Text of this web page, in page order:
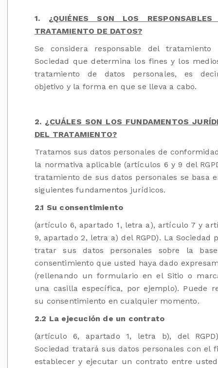
1. ¿QUIÉNES SON LOS RESPONSABLES
TRATAMIENTO DE DATOS?
Se considera responsable del
Sociedad que determina los fines y los
tratamiento de datos personales, es
objetivo y la forma en que se lleva a cabo.
2. ¿CUÁLES SON LOS FUNDAMENTOS
DEL TRATAMIENTO?
Tratamos sus datos personales de
la normativa aplicable (artículos 6 y 9 del
tratamiento de sus datos personales se basa
siguientes fundamentos jurídicos.
2.1 Su consentimiento
(artículo 6, apartado 1, letra a), artículo 7 y
9, apartado 2, letra a) del RGPD). La Sociedad
tratar sus datos personales sobre la
consentimiento que usted haya dado
(rellenando un formulario en el Sitio o
una casilla específica, por ejemplo). Puede
su consentimiento en cualquier momento.
2.2 La ejecución de un contrato
(artículo 6, apartado 1, letra b), del
Sociedad tratará sus datos personales con el
establecer y ejecutar un contrato entre